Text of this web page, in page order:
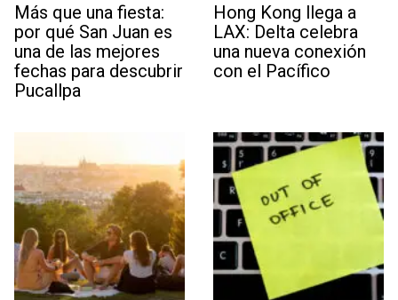
Más que una fiesta:
por qué San Juan es
una de las mejores
fechas para descubrir
Pucallpa
Hong Kong llega a
LAX: Delta celebra
una nueva conexión
con el Pacífico